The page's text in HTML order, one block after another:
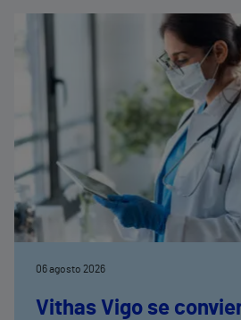
06 agosto 2026
Vithas Vigo se